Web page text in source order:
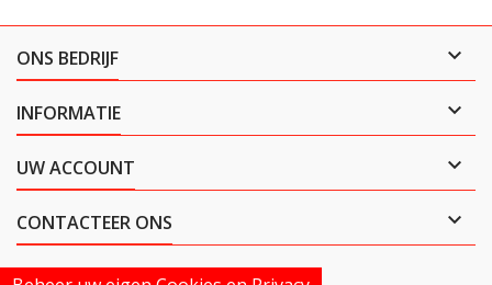
ONS BEDRIJF 
INFORMATIE 
UW ACCOUNT 
CONTACTEER ONS 